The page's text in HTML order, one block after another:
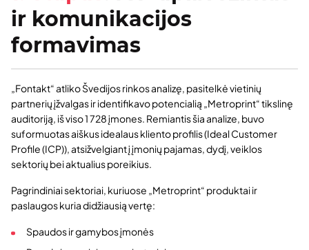
ir komunikacijos
formavimas
„Fontakt“ atliko Švedijos rinkos analizę, pasitelkė vietinių
partnerių įžvalgas ir identifikavo potencialią „Metroprint“ tikslinę
auditoriją, iš viso 1 728 įmones. Remiantis šia analize, buvo
suformuotas aiškus idealaus kliento profilis (Ideal Customer
Profile (ICP)), atsižvelgiant į įmonių pajamas, dydį, veiklos
sektorių bei aktualius poreikius.
Pagrindiniai sektoriai, kuriuose „Metroprint“ produktai ir
paslaugos kuria didžiausią vertę:
Spaudos ir gamybos įmonės